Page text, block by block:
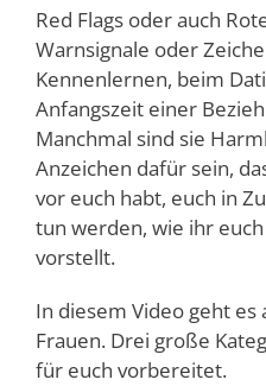
Red Flags oder auch
Warnsignale oder
Kennenlernen, beim
Anfangszeit einer
Manchmal sind sie
Anzeichen dafür sein,
vor euch habt, euch in
tun werden, wie ihr
vorstellt.
In diesem Video geht es
Frauen. Drei große
für euch vorbereitet.